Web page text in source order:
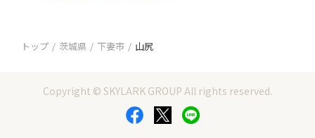
トップ 茨城県 下妻市 山尻
Copyright © SKYLARK GROUP All rights reserved.